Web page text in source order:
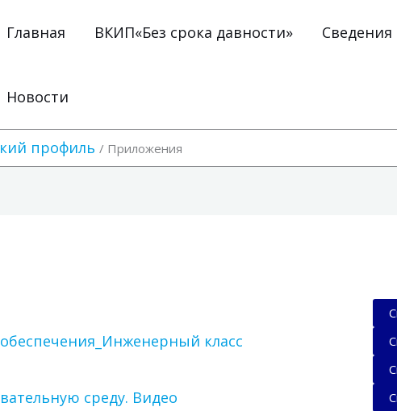
Главная ВКИП«Без срока давности»
Новости
профиль Приложения
класс
среду. Видео